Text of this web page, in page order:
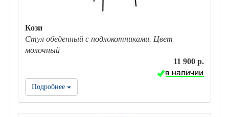
Кози
Стул обеденный с подлокотниками. Цвет
молочный
11 900 р.
Подробнее